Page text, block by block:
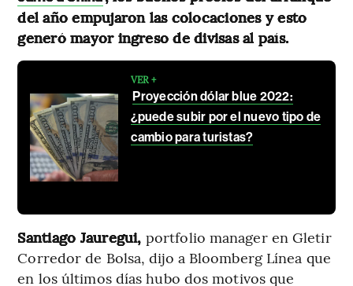
del año empujaron las colocaciones y esto
generó mayor ingreso de divisas al país.
VER +
Proyección dólar blue 2022:
¿puede subir por el nuevo tipo de
cambio para turistas?
Santiago Jauregui, portfolio manager en Gletir
Corredor de Bolsa, dijo a Bloomberg Línea que
en los últimos días hubo dos motivos que